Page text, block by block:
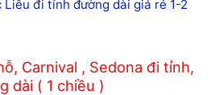
Carnival , Sedona đi tỉnh,
dài ( 1 chiều )